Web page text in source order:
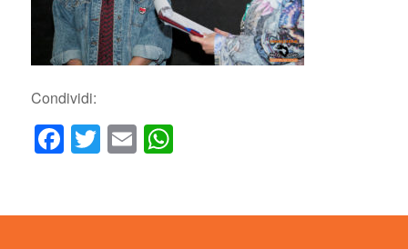
Condividi:
Facebook
Twitter
EmailWhatsApp